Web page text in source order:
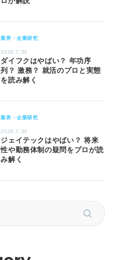
業界・企業研究
2026.7.30
ダイフクはやばい？ 年功序
列？ 激務？ 就活のプロと実態
を読み解く
業界・企業研究
2026.7.30
ジェイテックはやばい？ 将来
性や勤務体制の疑問をプロが読
み解く